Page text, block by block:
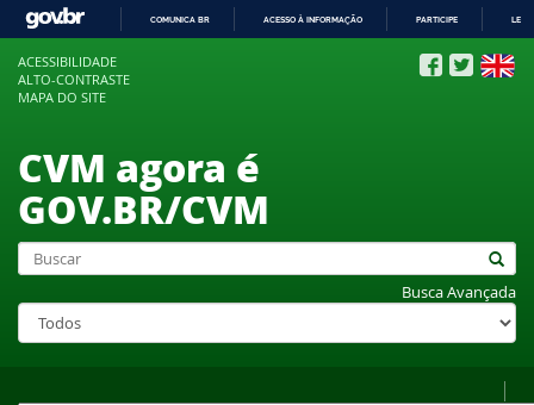
COMUNICA BR ACESSO À INFORMAÇÃO PARTICIPE
ACESSIBILIDADE
ALTO-CONTRASTE
MAPA DO SITE
CVM agora é
GOV.BR/CVM
Busca Avançada